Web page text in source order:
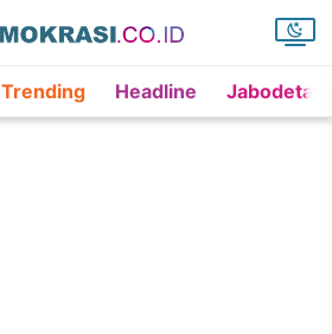
Trending Headline